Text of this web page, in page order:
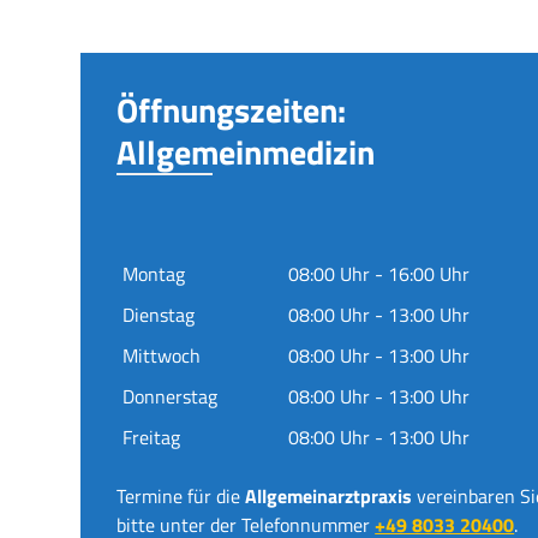
Öffnungszeiten:
Allgemeinmedizin
Montag
08:00 Uhr - 16:00 Uhr
Dienstag
08:00 Uhr - 13:00 Uhr
Mittwoch
08:00 Uhr - 13:00 Uhr
Donnerstag
08:00 Uhr - 13:00 Uhr
Freitag
08:00 Uhr - 13:00 Uhr
Termine für dieAllgemeinarztpraxis vereinbaren
bitte unter der Telefonnummer+49 8033 20400.